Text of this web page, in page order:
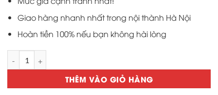
Giao hàng nhanh nhất trong nội thành Hà Nội
Hoàn tiền 100% nếu bạn không hài lòng
THÊM VÀO GIỎ HÀNG